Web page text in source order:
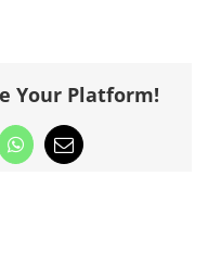
Your Platform!
WhatsApp
Email